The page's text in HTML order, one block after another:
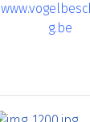
g.be